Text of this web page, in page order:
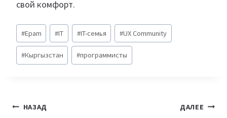
свой комфорт.
Метки
записи:
#Epam #IT #IT-семья #UX Community
#Кыргызстан #программисты
Навигация
НАЗАД ДАЛЕЕ